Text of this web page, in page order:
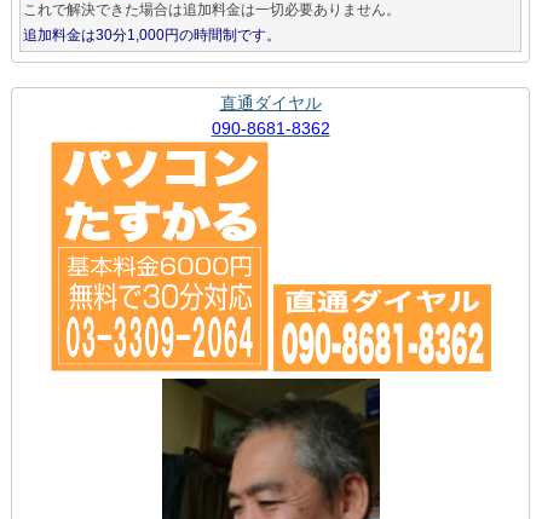
これで解決できた場合は追加料金は一切必要ありません。
追加料金は30分1,000円の時間制です。
直通ダイヤル
090-8681-8362